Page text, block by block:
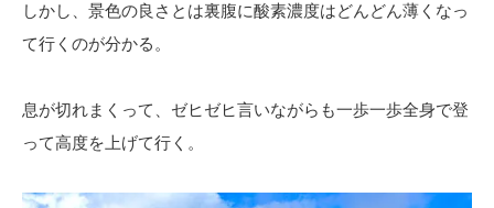
しかし、景色の良さとは裏腹に酸素濃度はどんどん薄くなっ
て行くのが分かる。
息が切れまくって、ゼヒゼヒ言いながらも一歩一歩全身で登
って高度を上げて行く。